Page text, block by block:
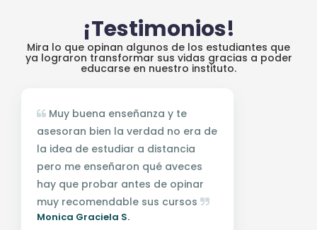
¡Testimonios!
Mira lo que opinan algunos de los estudiantes que
ya lograron transformar sus vidas gracias a poder
educarse en nuestro instituto.
Muy buena enseñanza y te
asesoran bien la verdad no era de
la idea de estudiar a distancia
pero me enseñaron qué aveces
hay que probar antes de opinar
muy recomendable sus cursos
Monica Graciela S.